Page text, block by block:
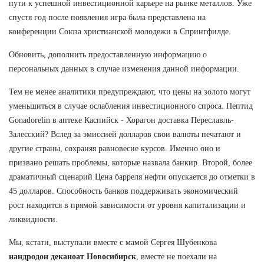
пути к успешной инвестиционной карьере на рынке металлов. Уже
спустя год после появления игра была представлена на
конференции Союза христианской молодежи в Спрингфилде.
Обновить, дополнить предоставленную информацию о
персональных данных в случае изменения данной информации.
Тем не менее аналитики предупреждают, что цены на золото могут
уменьшиться в случае ослабления инвестиционного спроса. Пептид
Gonadorelin в аптеке Каспийск - Хорагон доставка Переславль-
Залесский? Вслед за эмиссией долларов свои валюты печатают и
другие страны, сохраняя равновесие курсов. Именно оно и
призвано решать проблемы, которые назвала банкир. Второй, более
драматичный сценарий Цена барреля нефти опускается до отметки в
45 долларов. Способность банков поддерживать экономический
рост находится в прямой зависимости от уровня капитализации и
ликвидности.
Мы, кстати, выступали вместе с мамой Сергея Шубенкова
нандродон деканоат Новосибирск , вместе не поехали на